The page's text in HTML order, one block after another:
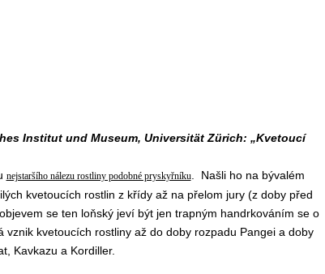
Institut und Museum, Universität Zürich: „Kvetoucí
nejstaršího nálezu rostliny podobné pryskyřníku. Našli ho na bývalém
kvetoucích rostlin z křídy až na přelom jury (z doby před
se ten loňský jeví být jen trapným handrkováním se o
kvetoucích rostliny až do doby rozpadu Pangei a doby
Kavkazu a Kordiller.